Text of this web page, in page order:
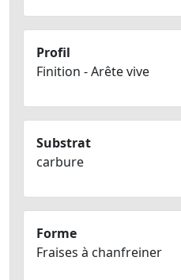
Profil
Finition - Arête vive
Substrat
carbure
Forme
Fraises à chanfreiner